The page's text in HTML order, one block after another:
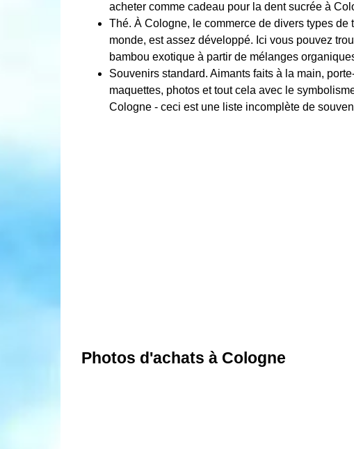
acheter comme cadeau pour la dent sucrée à
Thé. À Cologne, le commerce de divers types
monde, est assez développé. Ici vous pouvez
bambou exotique à partir de mélanges
Souvenirs standard. Aimants faits à la main,
maquettes, photos et tout cela avec le
Cologne - ceci est une liste incomplète de
Photos d'achats à Cologne